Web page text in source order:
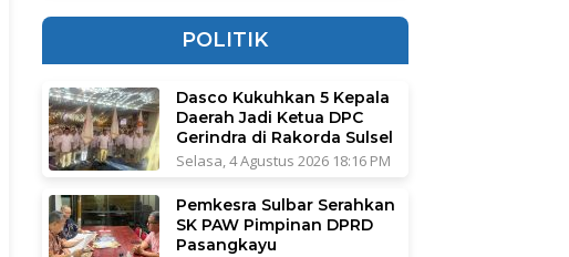
POLITIK
Dasco Kukuhkan 5 Kepala
Daerah Jadi Ketua DPC
Gerindra di Rakorda Sulsel
Selasa, 4 Agustus 2026 18:16 PM
Pemkesra Sulbar Serahkan
SK PAW Pimpinan DPRD
Pasangkayu